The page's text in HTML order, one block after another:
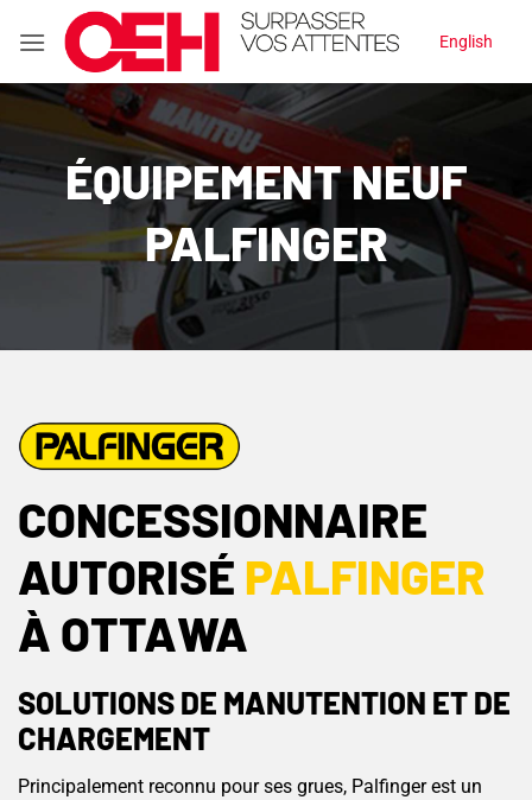
English
ÉQUIPEMENT NEUF
PALFINGER
CONCESSIONNAIRE
AUTORISÉ PALFINGER
À OTTAWA
SOLUTIONS DE MANUTENTION ET DE
CHARGEMENT
Principalement reconnu pour ses grues, Palfinger est un